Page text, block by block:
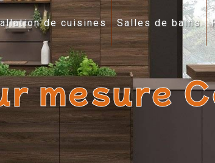
de cuisines Salles de bains
mesure